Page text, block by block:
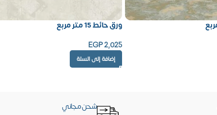
ورق حائط 15 متر مربع
EGP2,025
إضافة إلى السلة
شحن مجاني